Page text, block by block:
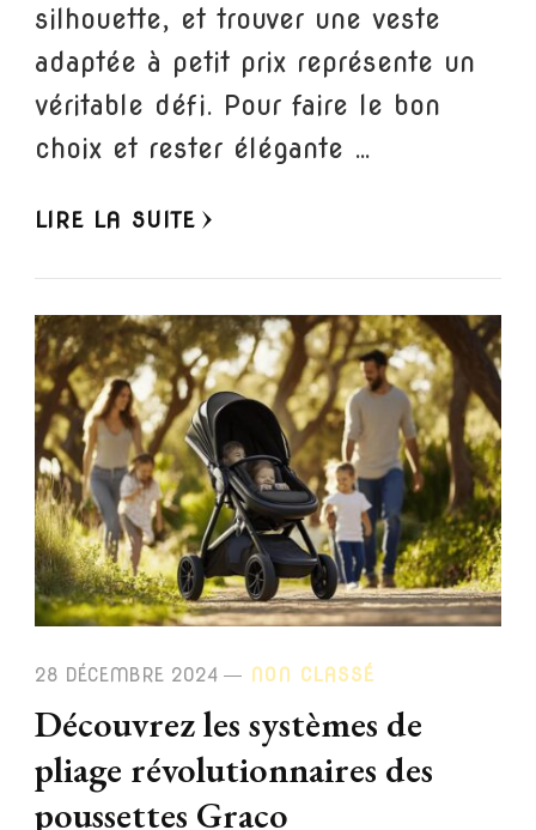
silhouette, et trouver une veste
adaptée à petit prix représente un
véritable défi. Pour faire le bon
choix et rester élégante …
LIRE LA SUITE
28 DÉCEMBRE 2024 NON CLASSÉ
Découvrez les systèmes de
pliage révolutionnaires des
poussettes Graco